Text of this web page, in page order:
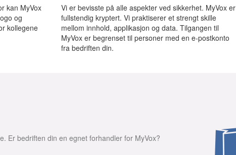
kan MyVox
og
kollegene
Vi er bevisste på alle aspekter ved sikkerhet. MyVox er
fullstendig kryptert. Vi praktiserer et strengt skille
mellom innhold, applikasjon og data. Tilgangen til
MyVox er begrenset til personer med en e-postkonto
fra bedriften din.
Er bedriften din en egnet forhandler for MyVox?